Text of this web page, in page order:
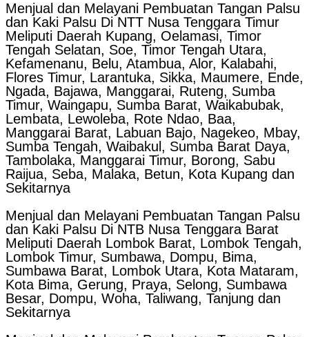
Menjual dan Melayani Pembuatan Tangan Palsu
dan Kaki Palsu Di NTT Nusa Tenggara Timur
Meliputi Daerah Kupang, Oelamasi, Timor
Tengah Selatan, Soe, Timor Tengah Utara,
Kefamenanu, Belu, Atambua, Alor, Kalabahi,
Flores Timur, Larantuka, Sikka, Maumere, Ende,
Ngada, Bajawa, Manggarai, Ruteng, Sumba
Timur, Waingapu, Sumba Barat, Waikabubak,
Lembata, Lewoleba, Rote Ndao, Baa,
Manggarai Barat, Labuan Bajo, Nagekeo, Mbay,
Sumba Tengah, Waibakul, Sumba Barat Daya,
Tambolaka, Manggarai Timur, Borong, Sabu
Raijua, Seba, Malaka, Betun, Kota Kupang dan
Sekitarnya
Menjual dan Melayani Pembuatan Tangan Palsu
dan Kaki Palsu Di NTB Nusa Tenggara Barat
Meliputi Daerah Lombok Barat, Lombok Tengah,
Lombok Timur, Sumbawa, Dompu, Bima,
Sumbawa Barat, Lombok Utara, Kota Mataram,
Kota Bima, Gerung, Praya, Selong, Sumbawa
Besar, Dompu, Woha, Taliwang, Tanjung dan
Sekitarnya